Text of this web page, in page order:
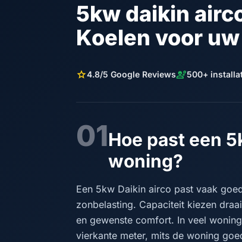
5kw daikin
Koelen voor
star4.8/5 Google Reviewsengineering500+
01Hoe past een
woning?
Een 5kw Daikin airco past vaak
zonbelasting. Capaciteit kiezen
en gewenste comfort. In veel
vierkante meter, mits de woning